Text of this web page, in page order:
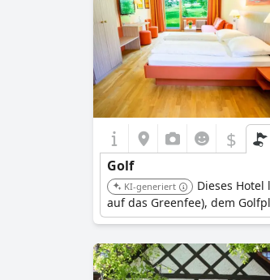
$
Golf
KI-generiert
Dieses
auf das Greenfee), dem